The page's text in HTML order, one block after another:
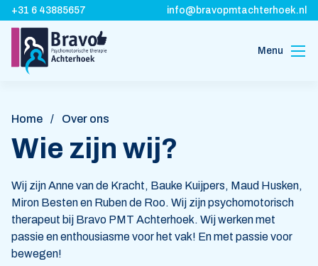
+31 6 43885657 info@bravopmtachterhoek.nl
Menu
wachttijd
Locaties
Home / Over ons
Wie zijn wij?
Wij zijn Anne van de Kracht, Bauke Kuijpers, Maud Husken,
Miron Besten en Ruben de Roo. Wij zijn psychomotorisch
therapeut bij Bravo PMT Achterhoek. Wij werken met
passie en enthousiasme voor het vak! En met passie voor
bewegen!